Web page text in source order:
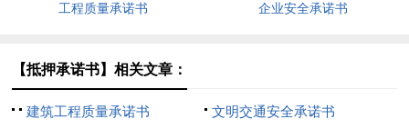
工程质量承诺书 企业安全承诺书
【抵押承诺书】相关文章：
建筑工程质量承诺书
文明交通安全承诺书